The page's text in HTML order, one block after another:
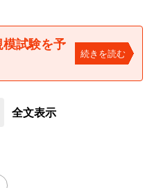
模試験を予
続きを読む
全文表示